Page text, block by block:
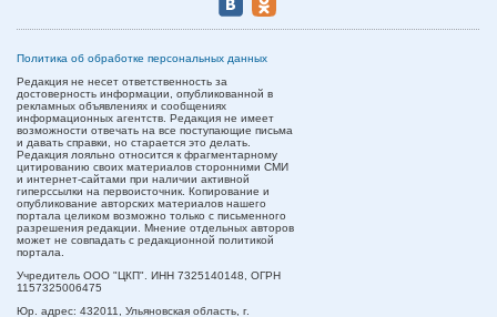
Политика об обработке персональных данных
Редакция не несет ответственность за
достоверность информации, опубликованной в
рекламных объявлениях и сообщениях
информационных агентств. Редакция не имеет
возможности отвечать на все поступающие письма
и давать справки, но старается это делать.
Редакция лояльно относится к фрагментарному
цитированию своих материалов сторонними СМИ
и интернет-сайтами при наличии активной
гиперссылки на первоисточник. Копирование и
опубликование авторских материалов нашего
портала целиком возможно только с письменного
разрешения редакции. Мнение отдельных авторов
может не совпадать с редакционной политикой
портала.
Учредитель ООО "ЦКП". ИНН 7325140148, ОГРН
1157325006475
Юр. адрес: 432011, Ульяновская область, г.